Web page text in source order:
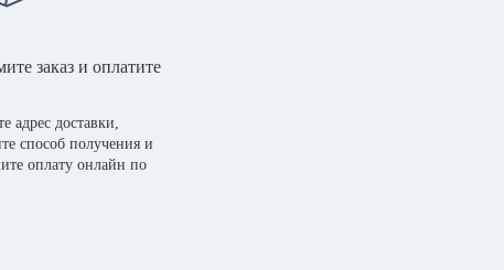
заказ и оплатите
адрес доставки,
способ получения и
оплату онлайн по